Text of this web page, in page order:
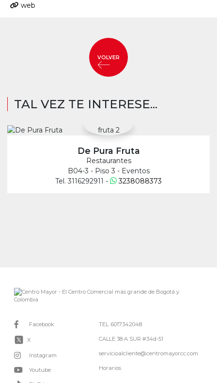
web
VOLVER
TAL VEZ TE INTERESE...
De Pura Fruta
Restaurantes
B04-3 - Piso 3 - Eventos
Tel. 3116292911 -
3238088373
Facebook
X
Instagram
Youtube
TEL. 6017342048
CALLE 38 A SUR #34d-51
servicioalcliente@centromayorcc.com
Horarios